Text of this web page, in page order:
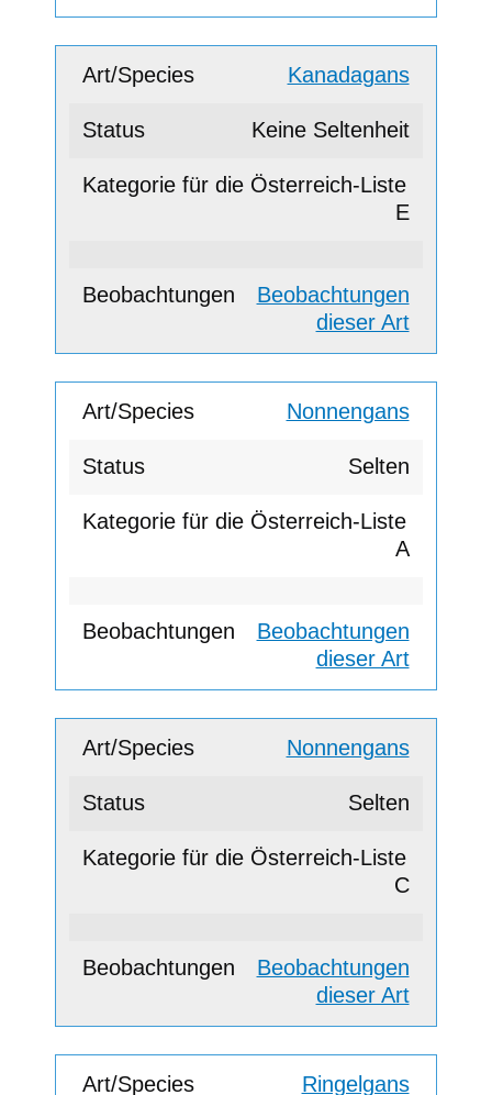
Kanadagans
Keine Seltenheit
E
Beobachtungen
dieser Art
Nonnengans
Selten
A
Beobachtungen
dieser Art
Nonnengans
Selten
C
Beobachtungen
dieser Art
Ringelgans